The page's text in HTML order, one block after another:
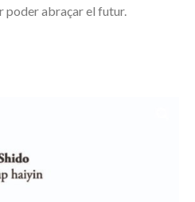
poder abraçar el futur.